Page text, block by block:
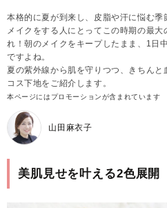
本格的に夏が到来し、皮脂や汗に悩む季
メイクをする人にとってこの時期の最
れ！朝のメイクをキープしたまま、1日
ですよね。
夏の紫外線から肌を守りつつ、きちん
コス下地をご紹介します。
本ページにはプロモーションが含まれています
山田麻衣子
美肌見せを叶える2色展開